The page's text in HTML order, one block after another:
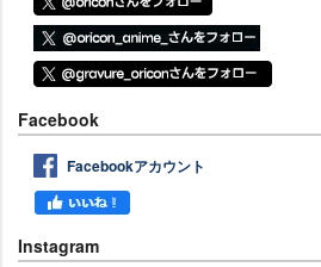
Facebook
Facebookアカウント
Instagram